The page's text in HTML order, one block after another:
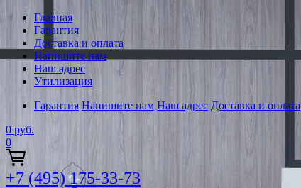
Главная
Гарантия
Доставка и оплата
Напишите нам
Наш адрес
Утилизация
Гарантия Напишите нам Наш адрес Доставка и оплата
0 руб.
0
+7 (495) 175-33-73